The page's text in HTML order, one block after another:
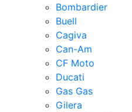
Bombardier
Buell
Cagiva
Can-Am
CF Moto
Ducati
Gas Gas
Gilera